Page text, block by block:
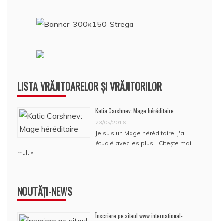
LISTA VRĂJITOARELOR ȘI VRĂJITORILOR
Katia Carshnev: Mage héréditaire
23/05/2016
Je suis un Mage héréditaire. J'ai
étudié avec les plus … Citește mai
mult »
NOUTĂȚI-NEWS
Înscriere pe siteul www.international-